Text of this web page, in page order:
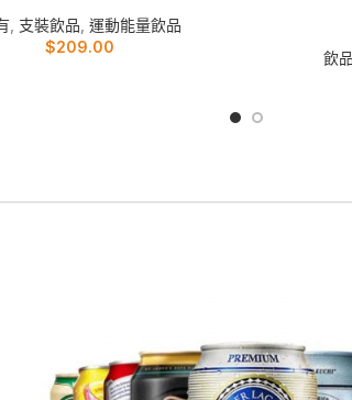
, 支裝飲品 運動能量飲品
$209.00
飲品